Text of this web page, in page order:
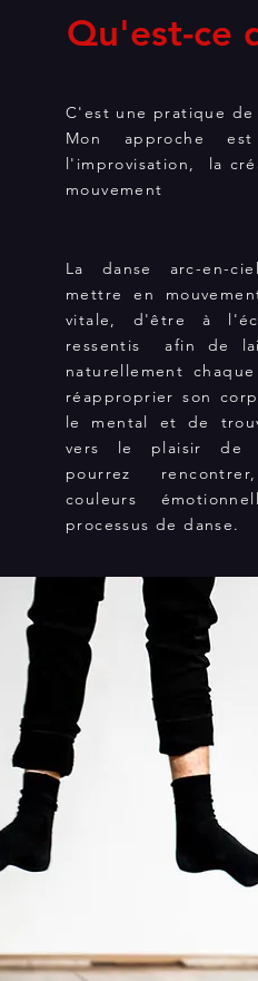
Qu'est-ce
C'est une pratique
Mon approche
l'improvisation, la
mouvement
La danse arc-en-
mettre en
vitale, d'être à
ressentis afin de
naturellement
réapproprier son
le mental et de
vers le plaisir de
pourrez
couleurs
processus de danse.